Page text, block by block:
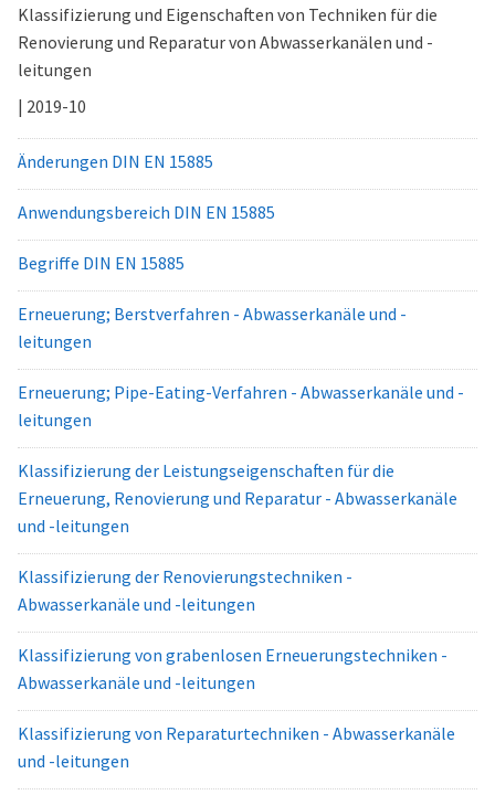
Klassifizierung und Eigenschaften von Techniken für die
Renovierung und Reparatur von Abwasserkanälen und -
leitungen
| 2019-10
Änderungen DIN EN 15885
Anwendungsbereich DIN EN 15885
Begriffe DIN EN 15885
Erneuerung; Berstverfahren - Abwasserkanäle und -
leitungen
Erneuerung; Pipe-Eating-Verfahren - Abwasserkanäle und -
leitungen
Klassifizierung der Leistungseigenschaften für die
Erneuerung, Renovierung und Reparatur - Abwasserkanäle
und -leitungen
Klassifizierung der Renovierungstechniken -
Abwasserkanäle und -leitungen
Klassifizierung von grabenlosen Erneuerungstechniken -
Abwasserkanäle und -leitungen
Klassifizierung von Reparaturtechniken - Abwasserkanäle
und -leitungen